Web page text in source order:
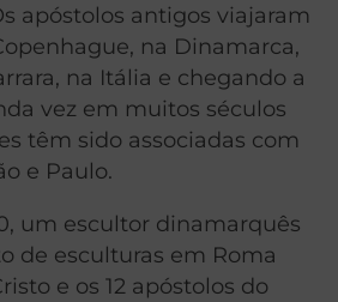
apóstolos antigos viajaram
na Dinamarca,
na Itália e chegando a
vez em muitos séculos
têm sido associadas com
e Paulo.
um escultor dinamarquês
de esculturas em Roma
e os 12 apóstolos do